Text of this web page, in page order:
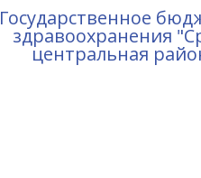
Государственное
здравоохранения
центральная